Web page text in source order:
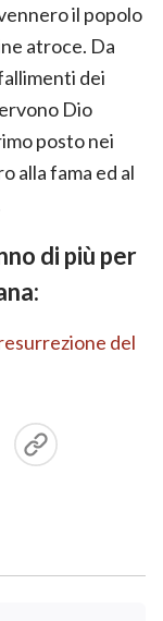
il popolo
atroce. Da
dei
Dio
posto nei
alla fama ed al
di più per
del